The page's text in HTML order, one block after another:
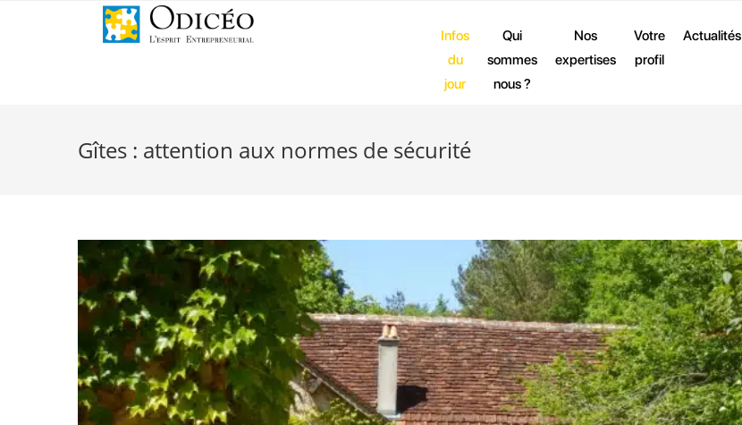
Infos
du
jour
Qui
sommes
nous ?
Nos
expertises
Votre
profil
Actualités
Gîtes : attention aux normes de sécurité